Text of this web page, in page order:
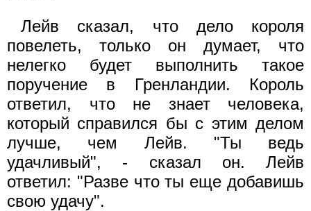
Лейв сказал, что дело короля
повелеть, только он думает, что
нелегко будет выполнить такое
поручение в Гренландии. Король
ответил, что не знает человека,
который справился бы с этим делом
лучше, чем Лейв. "Ты ведь
удачливый", - сказал он. Лейв
ответил: "Разве что ты еще добавишь
свою удачу".